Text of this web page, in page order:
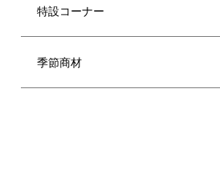
特設コーナー
季節商材